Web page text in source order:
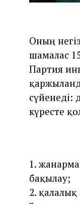
Оның
шамалас
Партия
сүйенеді:
күресте
1.
бақылау;
2. қалалық